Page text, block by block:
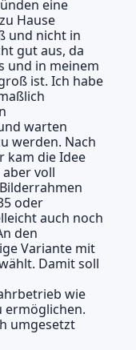
eine
Hause
und nicht in
gut aus, da
und in meinem
ist. Ich habe
warten
werden. Nach
kam die Idee
voll
oder
auch noch
den
Variante mit
Damit soll
wie
ermöglichen.
umgesetzt